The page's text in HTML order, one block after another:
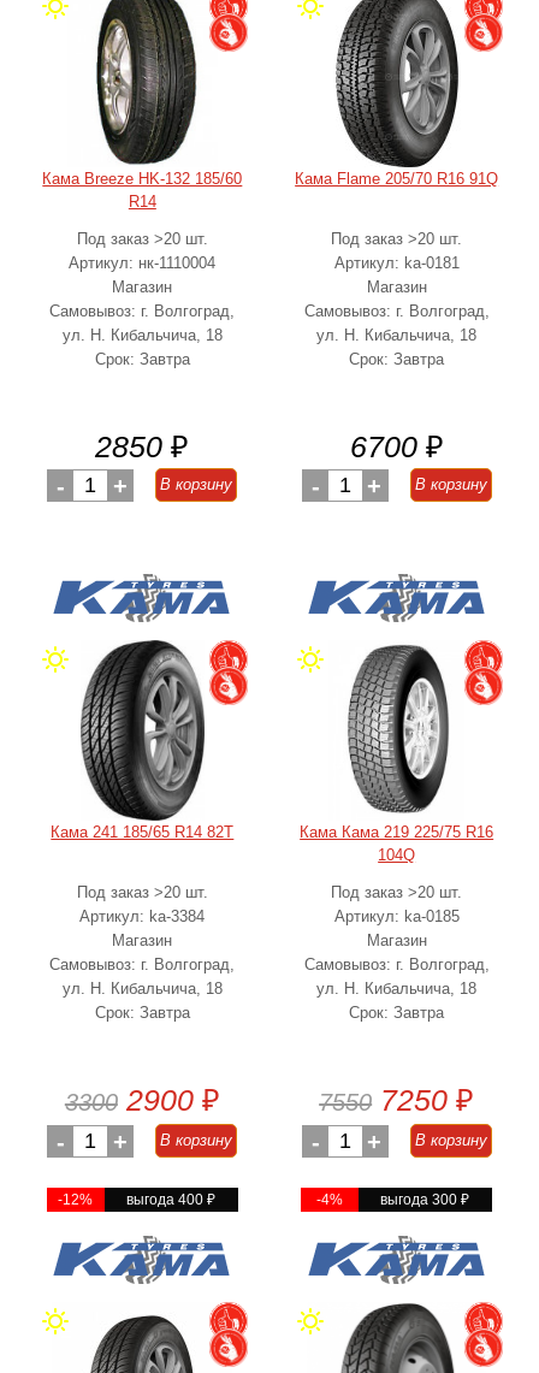
Кама Breeze HK-132 185/60
R14
Под заказ >20 шт.
Артикул: нк-1110004
Магазин
Самовывоз: г. Волгоград,
ул. Н. Кибальчича, 18
Срок: Завтра
2850 ₽
- 1 + В корзину
Кама Flame 205/70 R16 91Q
Под заказ >20 шт.
Артикул: ka-0181
Магазин
Самовывоз: г. Волгоград,
ул. Н. Кибальчича, 18
Срок: Завтра
6700 ₽
- 1 + В корзину
Кама 241 185/65 R14 82T
Под заказ >20 шт.
Артикул: ka-3384
Магазин
Самовывоз: г. Волгоград,
ул. Н. Кибальчича, 18
Срок: Завтра
3300 2900 ₽
- 1 + В корзину
-12% выгода 400₽
Кама Кама 219 225/75 R16
104Q
Под заказ >20 шт.
Артикул: ka-0185
Магазин
Самовывоз: г. Волгоград,
ул. Н. Кибальчича, 18
Срок: Завтра
7550 7250 ₽
- 1 + В корзину
-4% выгода 300₽